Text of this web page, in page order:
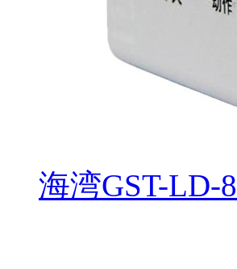
海湾GST-LD-